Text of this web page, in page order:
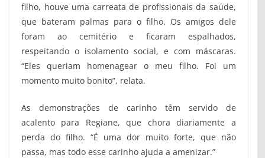
filho, houve uma carreata de profissionais da saúde,
que bateram palmas para o filho. Os amigos dele
foram ao cemitério e ficaram espalhados,
respeitando o isolamento social, e com máscaras.
“Eles queriam homenagear o meu filho. Foi um
momento muito bonito”, relata.
As demonstrações de carinho têm servido de
acalento para Regiane, que chora diariamente a
perda do filho. “É uma dor muito forte, que não
passa, mas todo esse carinho ajuda a amenizar.”